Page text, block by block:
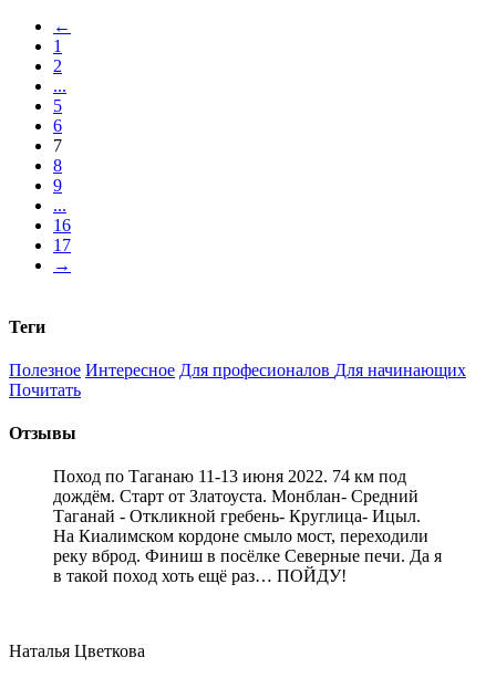
←
1
2
...
5
6
7
8
9
...
16
17
→
Теги
Полезное Интересное Для професионалов Для начинающих
Почитать
Отзывы
Поход по Таганаю 11-13 июня 2022. 74 км под
дождём. Старт от Златоуста. Монблан- Средний
Таганай - Откликной гребень- Круглица- Ицыл.
На Киалимском кордоне смыло мост, переходили
реку вброд. Финиш в посёлке Северные печи. Да я
в такой поход хоть ещё раз… ПОЙДУ!
Наталья Цветкова